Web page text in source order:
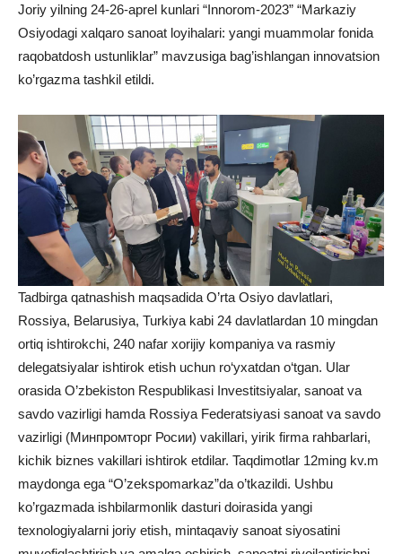
Joriy yilning 24-26-aprel kunlari “Innorom-2023” “Markaziy
Osiyodagi xalqaro sanoat loyihalari: yangi muammolar fonida
raqobatdosh ustunliklar” mavzusiga bag’ishlangan innovatsion
ko’rgazma tashkil etildi.
Tadbirga qatnashish maqsadida O’rta Osiyo davlatlari,
Rossiya, Belarusiya, Turkiya kabi 24 davlatlardan 10 mingdan
ortiq ishtirokchi, 240 nafar xorijiy kompaniya va rasmiy
delegatsiyalar ishtirok etish uchun ro‘yxatdan o‘tgan. Ular
orasida O’zbekiston Respublikasi Investitsiyalar, sanoat va
savdo vazirligi hamda Rossiya Federatsiyasi sanoat va savdo
vazirligi (Минпромторг Росии) vakillari, yirik firma rahbarlari,
kichik biznes vakillari ishtirok etdilar. Taqdimotlar 12ming kv.m
maydonga ega “O’zekspomarkaz”da o’tkazildi. Ushbu
ko’rgazmada ishbilarmonlik dasturi doirasida yangi
texnologiyalarni joriy etish, mintaqaviy sanoat siyosatini